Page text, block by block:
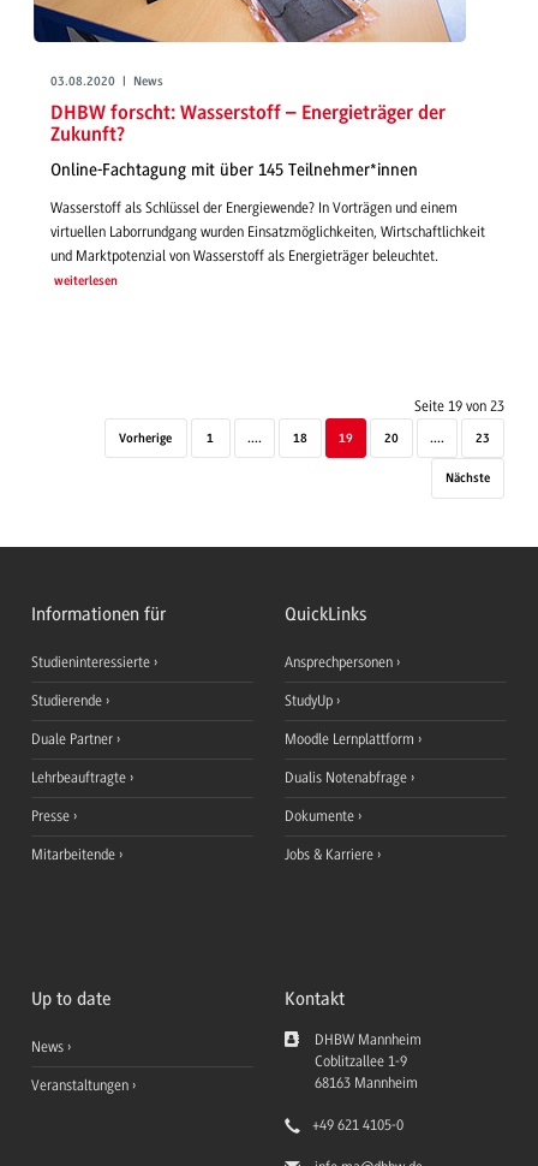
03.08.2020 | News
DHBW forscht: Wasserstoff – Energieträger der
Zukunft?
Online-Fachtagung mit über 145 Teilnehmer*innen
Wasserstoff als Schlüssel der Energiewende? In Vorträgen und einem
virtuellen Laborrundgang wurden Einsatzmöglichkeiten, Wirtschaftlichkeit
und Marktpotenzial von Wasserstoff als Energieträger beleuchtet.
weiterlesen
Seite 19 von 23
Vorherige 1 .... 18 19 20 .... 23
Nächste
Informationen für
Studieninteressierte
Studierende
Duale Partner
Lehrbeauftragte
Presse
Mitarbeitende
QuickLinks
Ansprechpersonen
StudyUp
Moodle Lernplattform
Dualis Notenabfrage
Dokumente
Jobs & Karriere
Up to date
News
Veranstaltungen
Kontakt
DHBW Mannheim
Coblitzallee 1-9
68163 Mannheim
+49 621 4105-0